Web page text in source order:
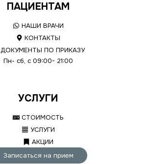
ПАЦИЕНТАМ
НАШИ ВРАЧИ
КОНТАКТЫ
ДОКУМЕНТЫ ПО ПРИКАЗУ
Пн- сб, с 09:00- 21:00
УСЛУГИ
СТОИМОСТЬ
УСЛУГИ
АКЦИИ
Записаться на прием